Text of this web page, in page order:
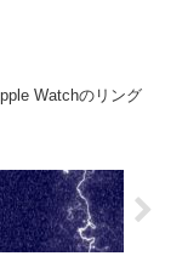
Watchのリング